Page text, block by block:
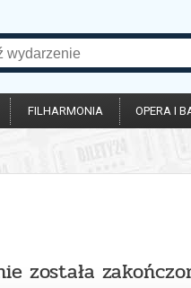
FILHARMONIA OPERA I
została